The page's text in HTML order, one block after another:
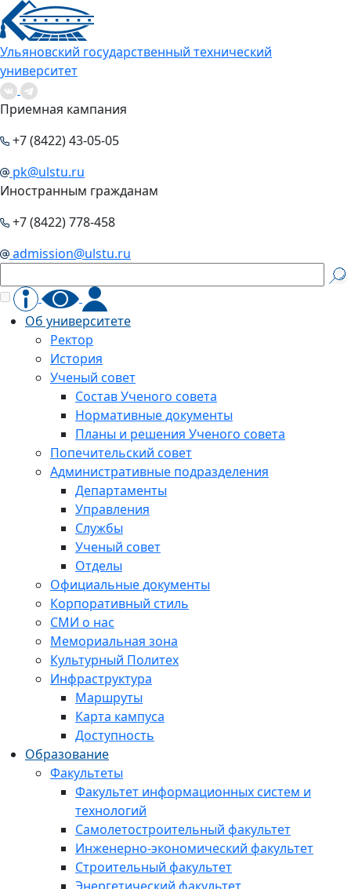
Ульяновский государственный технический
университет
Приемная кампания
+7 (8422) 43-05-05
pk@ulstu.ru
Иностранным гражданам
+7 (8422) 778-458
admission@ulstu.ru
Об университете
Ректор
История
Ученый совет
Состав Ученого совета
Нормативные документы
Планы и решения Ученого совета
Попечительский совет
Административные подразделения
Департаменты
Управления
Службы
Ученый совет
Отделы
Официальные документы
Корпоративный стиль
СМИ о нас
Мемориальная зона
Культурный Политех
Инфраструктура
Маршруты
Карта кампуса
Доступность
Образование
Факультеты
Факультет информационных систем и
технологий
Самолетостроительный факультет
Инженерно-экономический факультет
Строительный факультет